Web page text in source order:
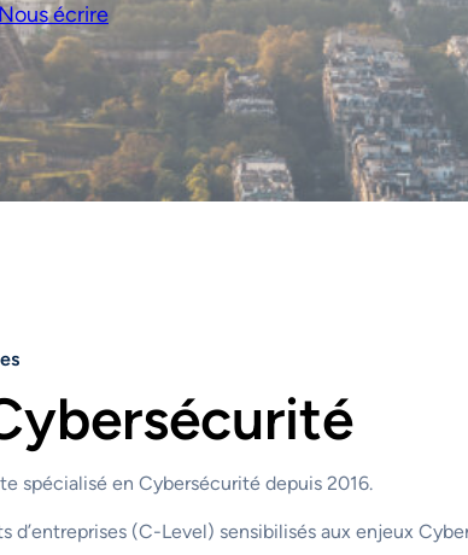
écrire
spécialisé en Cybersécurité depuis 2016.
(C-Level) sensibilisés aux enjeux